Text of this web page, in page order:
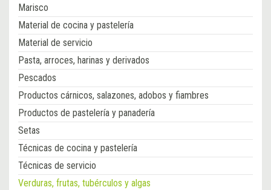
Marisco
Material de cocina y pastelería
Material de servicio
Pasta, arroces, harinas y derivados
Pescados
Productos cárnicos, salazones, adobos y fiambres
Productos de pastelería y panadería
Setas
Técnicas de cocina y pastelería
Técnicas de servicio
Verduras, frutas, tubérculos y algas